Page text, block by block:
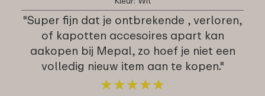
"Super fijn dat je ontbrekende , verloren,
of kapotten accesoires apart kan
aakopen bij Mepal, zo hoef je niet een
volledig nieuw item aan te kopen."
★★★★★
★★★★★